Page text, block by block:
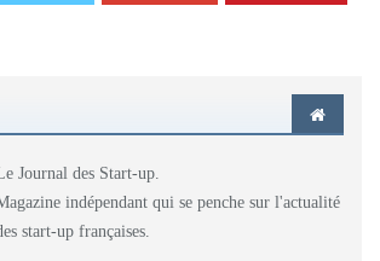
Journal des Start-up.
indépendant qui se penche sur l'actualité
start-up françaises.